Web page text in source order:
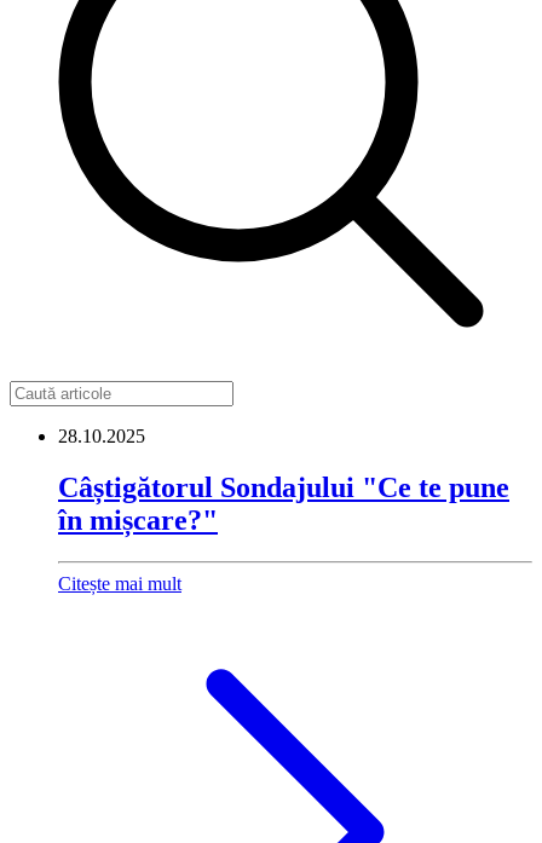
28.10.2025
Câștigătorul Sondajului "Ce te pune
în mișcare?"
Citește mai mult